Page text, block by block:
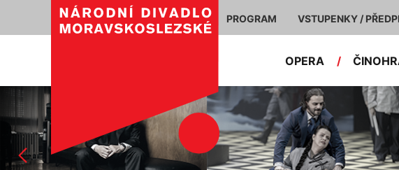
PROGRAM VSTUPENKY /
OPERA /